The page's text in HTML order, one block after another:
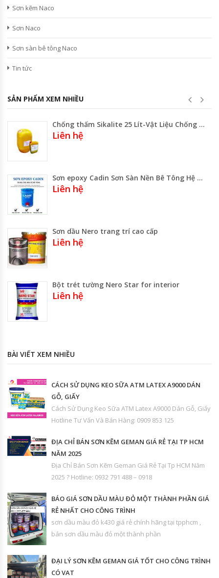
Sơn kẽm Naco
Sơn Naco
Sơn sàn bê tông Naco
Tin tức
SẢN PHẨM XEM NHIỀU
Chống thấm Sikalite 25 Lít-Vật Liệu Chống Thấm
Liên hệ
Sơn epoxy Cadin Sơn Sàn Nền Bê Tông Hệ Dung môi Hai Thành Phần
Liên hệ
Sơn dầu Nero trang trí cao cấp
Liên hệ
Bột trét tường Nero Star for interior
Liên hệ
BÀI VIẾT XEM NHIỀU
CÁCH SỬ DỤNG KEO SỮA ATM LATEX A9000 DÁN
GỖ, GIẤY
Cách Sử Dụng Keo Sữa ATM Latex A9000 Dán Gỗ, Giấy
Hotline Tư Vấn Và Bán Hàng: 0909 853 125
ĐỊA CHỈ BÁN SƠN KẼM GEMAN GIÁ RẺ TẠI TP HCM
NĂM 2025
Địa Chỉ Bán Sơn Kẽm Geman Giá Rẻ Tại Tp HCM Năm
2025 ? Hotline: 0932 791 488 – 0918
BÁO GIÁ SƠN DẦU MÀU ĐỎ MỘT THÀNH PHẦN GIÁ
RẺ NHẤT CHO CÔNG TRÌNH
sơn dầu màu đỏ k430 giá rẻ chính hãng tại tpphcm ,
bán sơn dầu màu đỏ một thành phần
ĐẠI LÝ SƠN KẼM GEMAN GIÁ TỐT CHO CÔNG TRÌNH
CÓ VAT